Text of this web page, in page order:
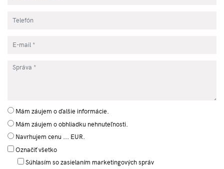
Mám záujem o ďalšie informácie.
Mám záujem o obhliadku nehnuteľnosti.
Navrhujem cenu ... EUR.
Označiť všetko
Súhlasím so zasielaním marketingových správ